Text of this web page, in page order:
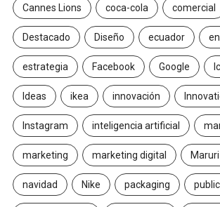
Cannes Lions coca-cola comercial
Destacado Diseño ecuador
estrategia Facebook Google
Ideas ikea innovación
Instagram inteligencia artificial
marketing marketing digital
navidad Nike packaging